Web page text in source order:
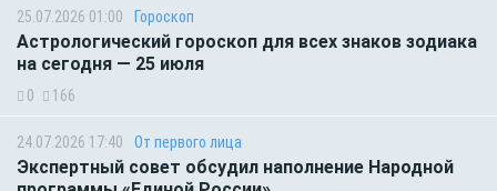
25.07.2026 01:00 Гороскоп
Астрологический гороскоп для всех знаков зодиака
на сегодня — 25 июля
0 166
24.07.2026 17:40 От первого лица
Экспертный совет обсудил наполнение Народной